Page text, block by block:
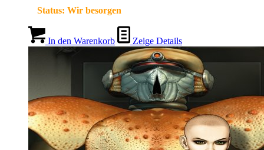
Status: Wir besorgen
In den Warenkorb Zeige Details